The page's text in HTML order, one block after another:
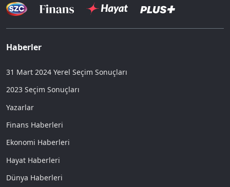
Haberler
31 Mart 2024 Yerel Seçim Sonuçları
2023 Seçim Sonuçları
Yazarlar
Finans Haberleri
Ekonomi Haberleri
Hayat Haberleri
Dünya Haberleri